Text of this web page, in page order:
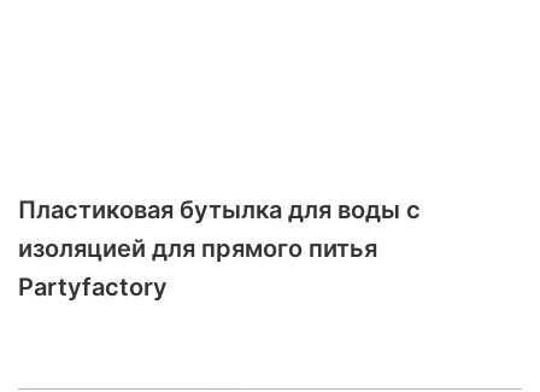
Пластиковая бутылка для воды с
изоляцией для прямого питья
Partyfactory